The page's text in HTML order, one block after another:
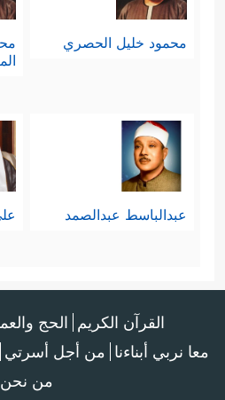
محمود خليل الحصري
عبدالباسط عبدالصمد
القرآن الكريم الحج
معا نربي أبناءنا من أجل أسرتي
من نحن